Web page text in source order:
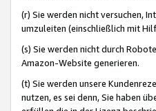
(r) Sie werden nicht versuchen,
umzuleiten (einschließlich mit
(s) Sie werden nicht durch
Amazon-Website generieren.
(t) Sie werden unsere
nutzen, es sei denn, Sie haben